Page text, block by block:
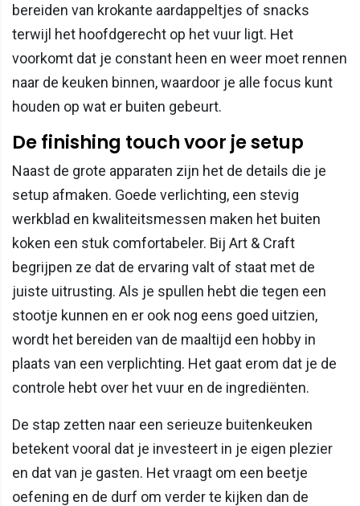
bereiden van krokante aardappeltjes of snacks
terwijl het hoofdgerecht op het vuur ligt. Het
voorkomt dat je constant heen en weer moet rennen
naar de keuken binnen, waardoor je alle focus kunt
houden op wat er buiten gebeurt.
De finishing touch voor je setup
Naast de grote apparaten zijn het de details die je
setup afmaken. Goede verlichting, een stevig
werkblad en kwaliteitsmessen maken het buiten
koken een stuk comfortabeler. Bij Art & Craft
begrijpen ze dat de ervaring valt of staat met de
juiste uitrusting. Als je spullen hebt die tegen een
stootje kunnen en er ook nog eens goed uitzien,
wordt het bereiden van de maaltijd een hobby in
plaats van een verplichting. Het gaat erom dat je de
controle hebt over het vuur en de ingrediënten.
De stap zetten naar een serieuze buitenkeuken
betekent vooral dat je investeert in je eigen plezier
en dat van je gasten. Het vraagt om een beetje
oefening en de durf om verder te kijken dan de